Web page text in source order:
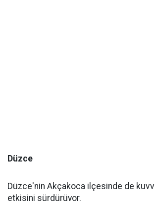
Düzce
Düzce'nin Akçakoca ilçesinde de
etkisini sürdürüyor.